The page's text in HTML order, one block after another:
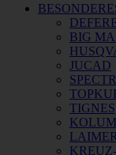
BIG
JUCAD
TIGNES